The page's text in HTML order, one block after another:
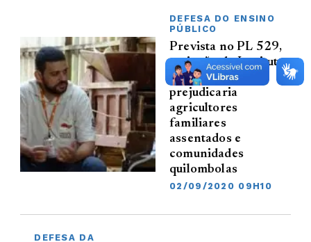
DEFESA DO ENSINO
PÚBLICO
Prevista no PL 529,
extinção do Instituto
de Terras
prejudicaria
agricultores
familiares
assentados e
comunidades
quilombolas
02/09/2020 09H10
DEFESA DA